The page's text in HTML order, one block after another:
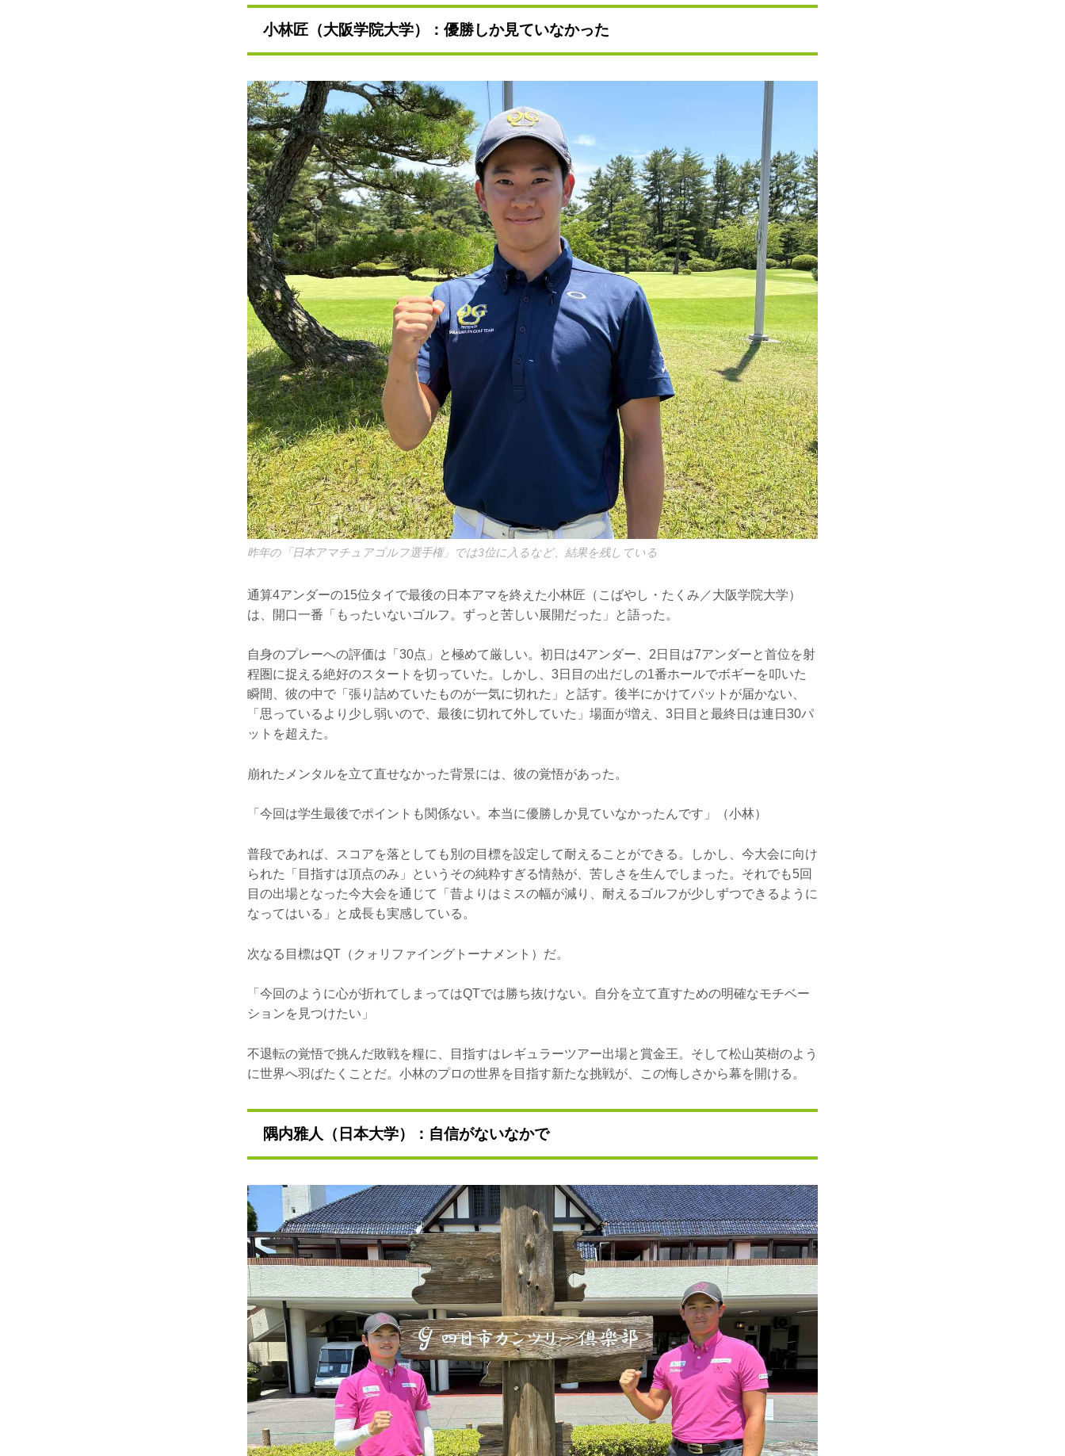
小林匠（大阪学院大学）：優勝しか見ていなかった
昨年の「日本アマチュアゴルフ選手権」では3位に入るなど、結果を残している
通算4アンダーの15位タイで最後の日本アマを終えた小林匠（こばやし・たくみ／大阪学院大学）
は、開口一番「もったいないゴルフ。ずっと苦しい展開だった」と語った。
自身のプレーへの評価は「30点」と極めて厳しい。初日は4アンダー、2日目は7アンダーと首位を射
程圏に捉える絶好のスタートを切っていた。しかし、3日目の出だしの1番ホールでボギーを叩いた
瞬間、彼の中で「張り詰めていたものが一気に切れた」と話す。後半にかけてパットが届かない、
「思っているより少し弱いので、最後に切れて外していた」場面が増え、3日目と最終日は連日30パ
ットを超えた。
崩れたメンタルを立て直せなかった背景には、彼の覚悟があった。
「今回は学生最後でポイントも関係ない。本当に優勝しか見ていなかったんです」（小林）
普段であれば、スコアを落としても別の目標を設定して耐えることができる。しかし、今大会に向け
られた「目指すは頂点のみ」というその純粋すぎる情熱が、苦しさを生んでしまった。それでも5回
目の出場となった今大会を通じて「昔よりはミスの幅が減り、耐えるゴルフが少しずつできるように
なってはいる」と成長も実感している。
次なる目標はQT（クォリファイングトーナメント）だ。
「今回のように心が折れてしまってはQTでは勝ち抜けない。自分を立て直すための明確なモチベー
ションを見つけたい」
不退転の覚悟で挑んだ敗戦を糧に、目指すはレギュラーツアー出場と賞金王。そして松山英樹のよう
に世界へ羽ばたくことだ。小林のプロの世界を目指す新たな挑戦が、この悔しさから幕を開ける。
隅内雅人（日本大学）：自信がないなかで